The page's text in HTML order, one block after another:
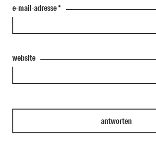
e-mail-adresse*
website